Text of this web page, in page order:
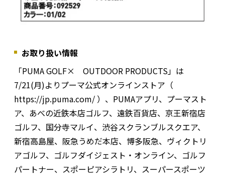
お取り扱い情報
「PUMA GOLF× OUTDOOR PRODUCTS」は
7/21(月)よりプーマ公式オンラインストア（
https://jp.puma.com/ ）、PUMAアプリ、プーマスト
ア、あべの近鉄本店ゴルフ、遠鉄百貨店、京王新宿店
ゴルフ、国分寺マルイ、渋谷スクランブルスクエア、
新宿高島屋、阪急うめだ本店、博多阪急、ヴィクトリ
アゴルフ、ゴルフダイジェスト・オンライン、ゴルフ
パートナー、スポーピアシラトリ、スーパースポーツ